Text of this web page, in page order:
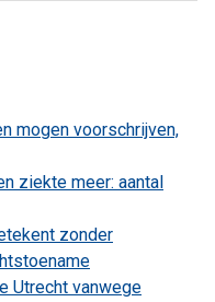
mogen voorschrijven,
ziekte meer: aantal
zonder
Utrecht vanwege